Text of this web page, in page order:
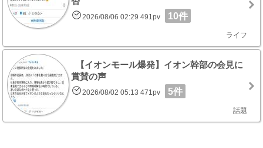
2026/08/06 02:29 491pv 10件
ライフ
【イオンモール爆発】イオン幹部の会見に
賞賛の声
2026/08/02 05:13 471pv 5件
話題